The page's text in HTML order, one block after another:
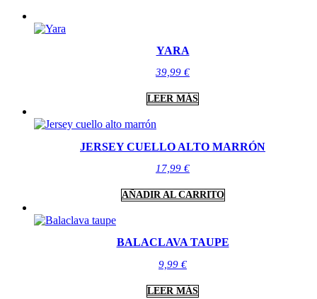
YARA
39,99 €
LEER MÁS
JERSEY CUELLO ALTO MARRÓN
17,99 €
AÑADIR AL CARRITO
BALACLAVA TAUPE
9,99 €
LEER MÁS